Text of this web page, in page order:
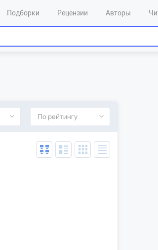
Подборки Рецензии Авторы
По рейтингу